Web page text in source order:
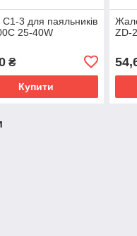
3 для паяльників
25-40W
₴
Купити
ZD-